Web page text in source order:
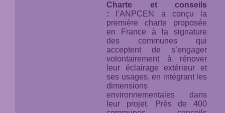
Charte et conseils
: l’ANPCEN a conçu la
première charte proposée
en France à la signature
des communes qui
acceptent de s’engager
volontairement à rénover
leur éclairage extérieur et
ses usages, en intégrant les
dimensions
environnementales dans
leur projet. Près de 400